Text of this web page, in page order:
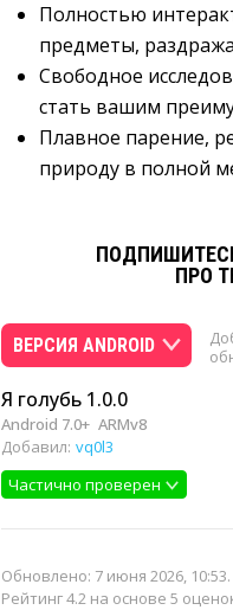
Полностью
предметы,
Свободное
стать вашим
Плавное парение,
природу в полной
ПРО
ВЕРСИЯ ANDROID
Я голубь 1.0.0
Android 7.0+ ARMv8
Добавил: vq0l3
Частично проверен
Обновлено: 7 июня 2026, 10:53.
Рейтинг 4.2 на основе 5